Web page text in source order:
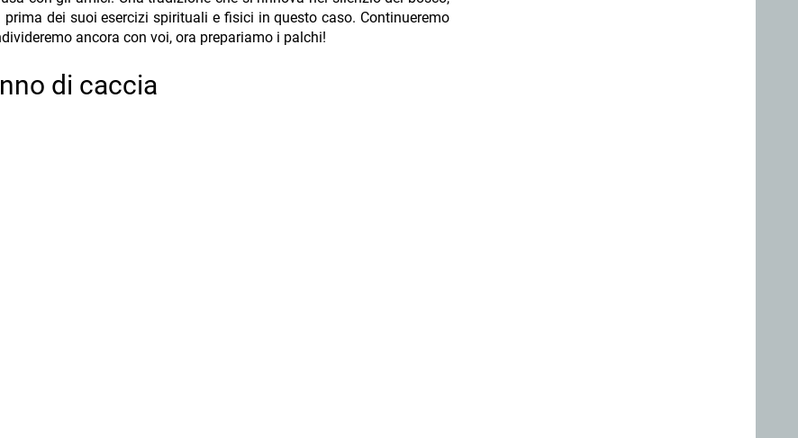
dei suoi esercizi spirituali e fisici in questo caso. Continueremo
ancora con voi, ora prepariamo i palchi!
di caccia